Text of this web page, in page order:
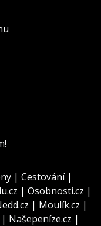
| Cestování|
| Osobnosti.cz |
| Moulík.cz |
| Našepeníze.cz |